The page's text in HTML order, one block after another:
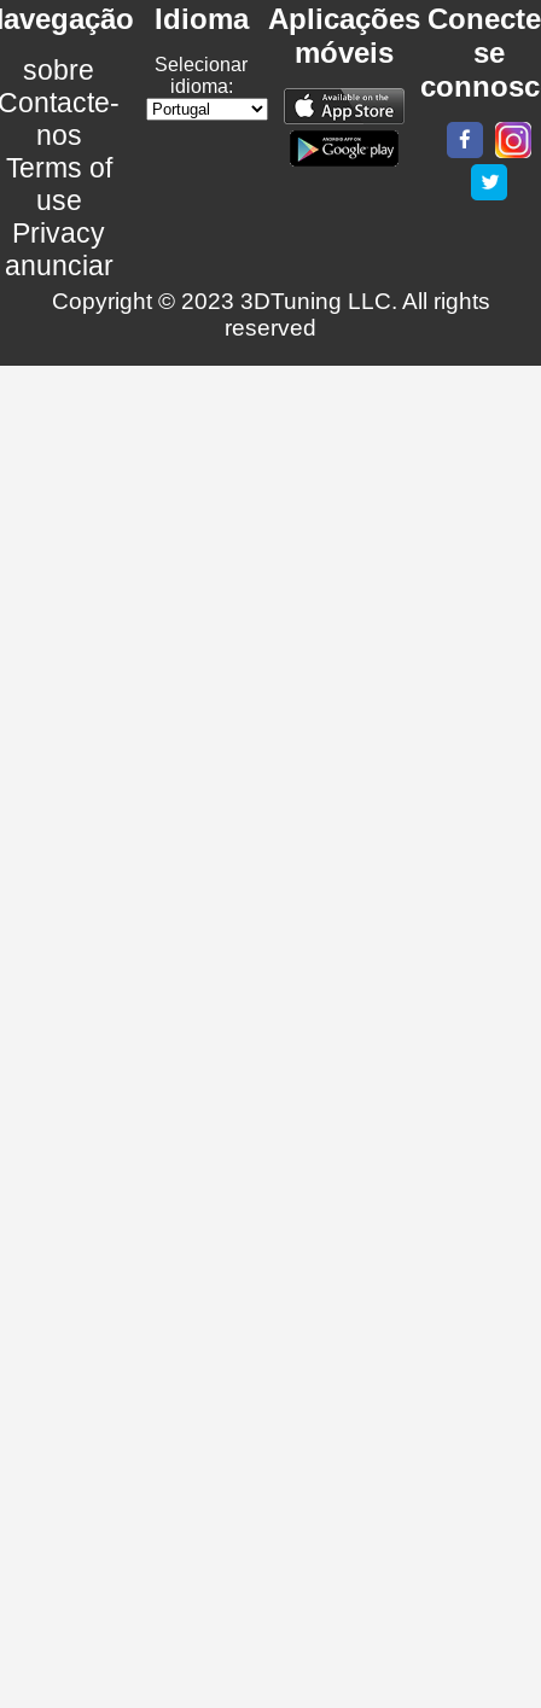
sobre
nos
Terms of
use
Privacy
anunciar
Idioma
Selecionar
idioma:
Aplicações
móveis
se
Copyright © 2023 3DTuning LLC. All rights
reserved